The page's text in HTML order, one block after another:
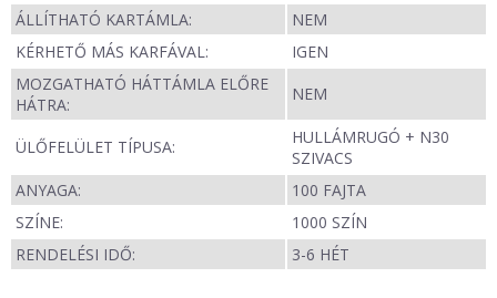
ÁLLÍTHATÓ KARTÁMLA:
NEM
KÉRHETŐ MÁS KARFÁVAL:
IGEN
MOZGATHATÓ HÁTTÁMLA ELŐRE
HÁTRA:
NEM
ÜLŐFELÜLET TÍPUSA:
HULLÁMRUGÓ + N30
SZIVACS
ANYAGA:
100 FAJTA
SZÍNE:
1000 SZÍN
RENDELÉSI IDŐ:
3-6 HÉT